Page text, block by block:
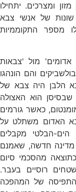
ומצרכים. יתחילו
שונות של אנשי צבא
מספר התקוממיות
אדומים' מול 'צבאות
והם הונהגו
הלבן היה צבא של
שבסיסן הוא האצולה
כאשר גורמים
אליהם. בשנת 1921 הצבא האדום משתלט על
הבלטי מקבלים
מדינה חדשה, שאמנם
מהסכמי סיום
רוסיים בעבר.
של המהפכה